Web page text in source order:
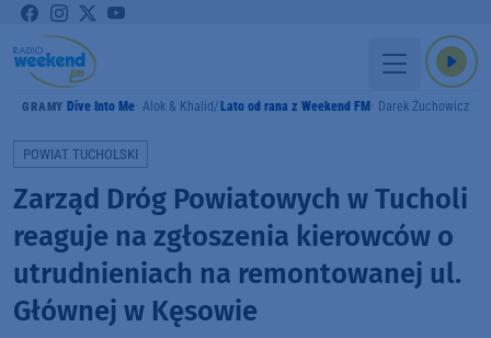
GRAMY Dive Into Me Alok & Khalid Lato od rana z Weekend FM Darek Żuchowicz
POWIAT TUCHOLSKI
Zarząd Dróg Powiatowych w Tucholi
reaguje na zgłoszenia kierowców o
utrudnieniach na remontowanej ul.
Głównej w Kęsowie